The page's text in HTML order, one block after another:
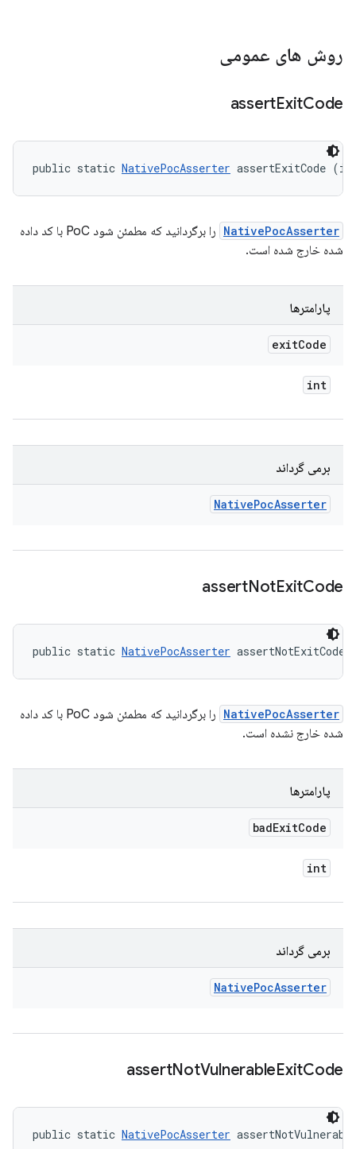
روش های عمومی
assertExitCode
public static NativePocAsserter assertExitCode
NativePocAsserter
را برگردانید که مطمئن شود PoC با کد داده
شده خارج شده است.
پارامترها
exitCode
int
برمی گرداند
NativePocAsserter
assertNotExitCode
public static NativePocAsserter
NativePocAsserter
را برگردانید که مطمئن شود PoC با کد داده
شده خارج نشده است.
پارامترها
badExitCode
int
برمی گرداند
NativePocAsserter
assertNotVulnerableExitCode
public static NativePocAsserter